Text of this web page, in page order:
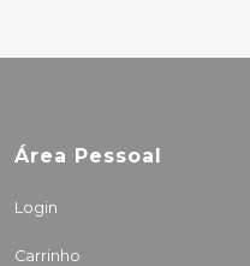
Área Pessoal
Login
Carrinho